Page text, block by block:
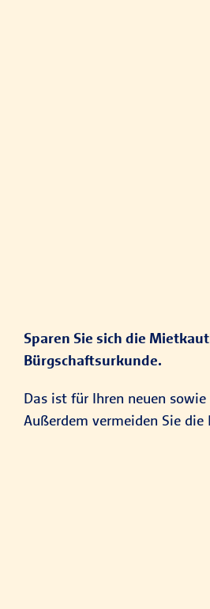
Sparen Sie sich die
Bürgschaftsurkunde.
Das ist für Ihren neuen
Außerdem vermeiden Sie